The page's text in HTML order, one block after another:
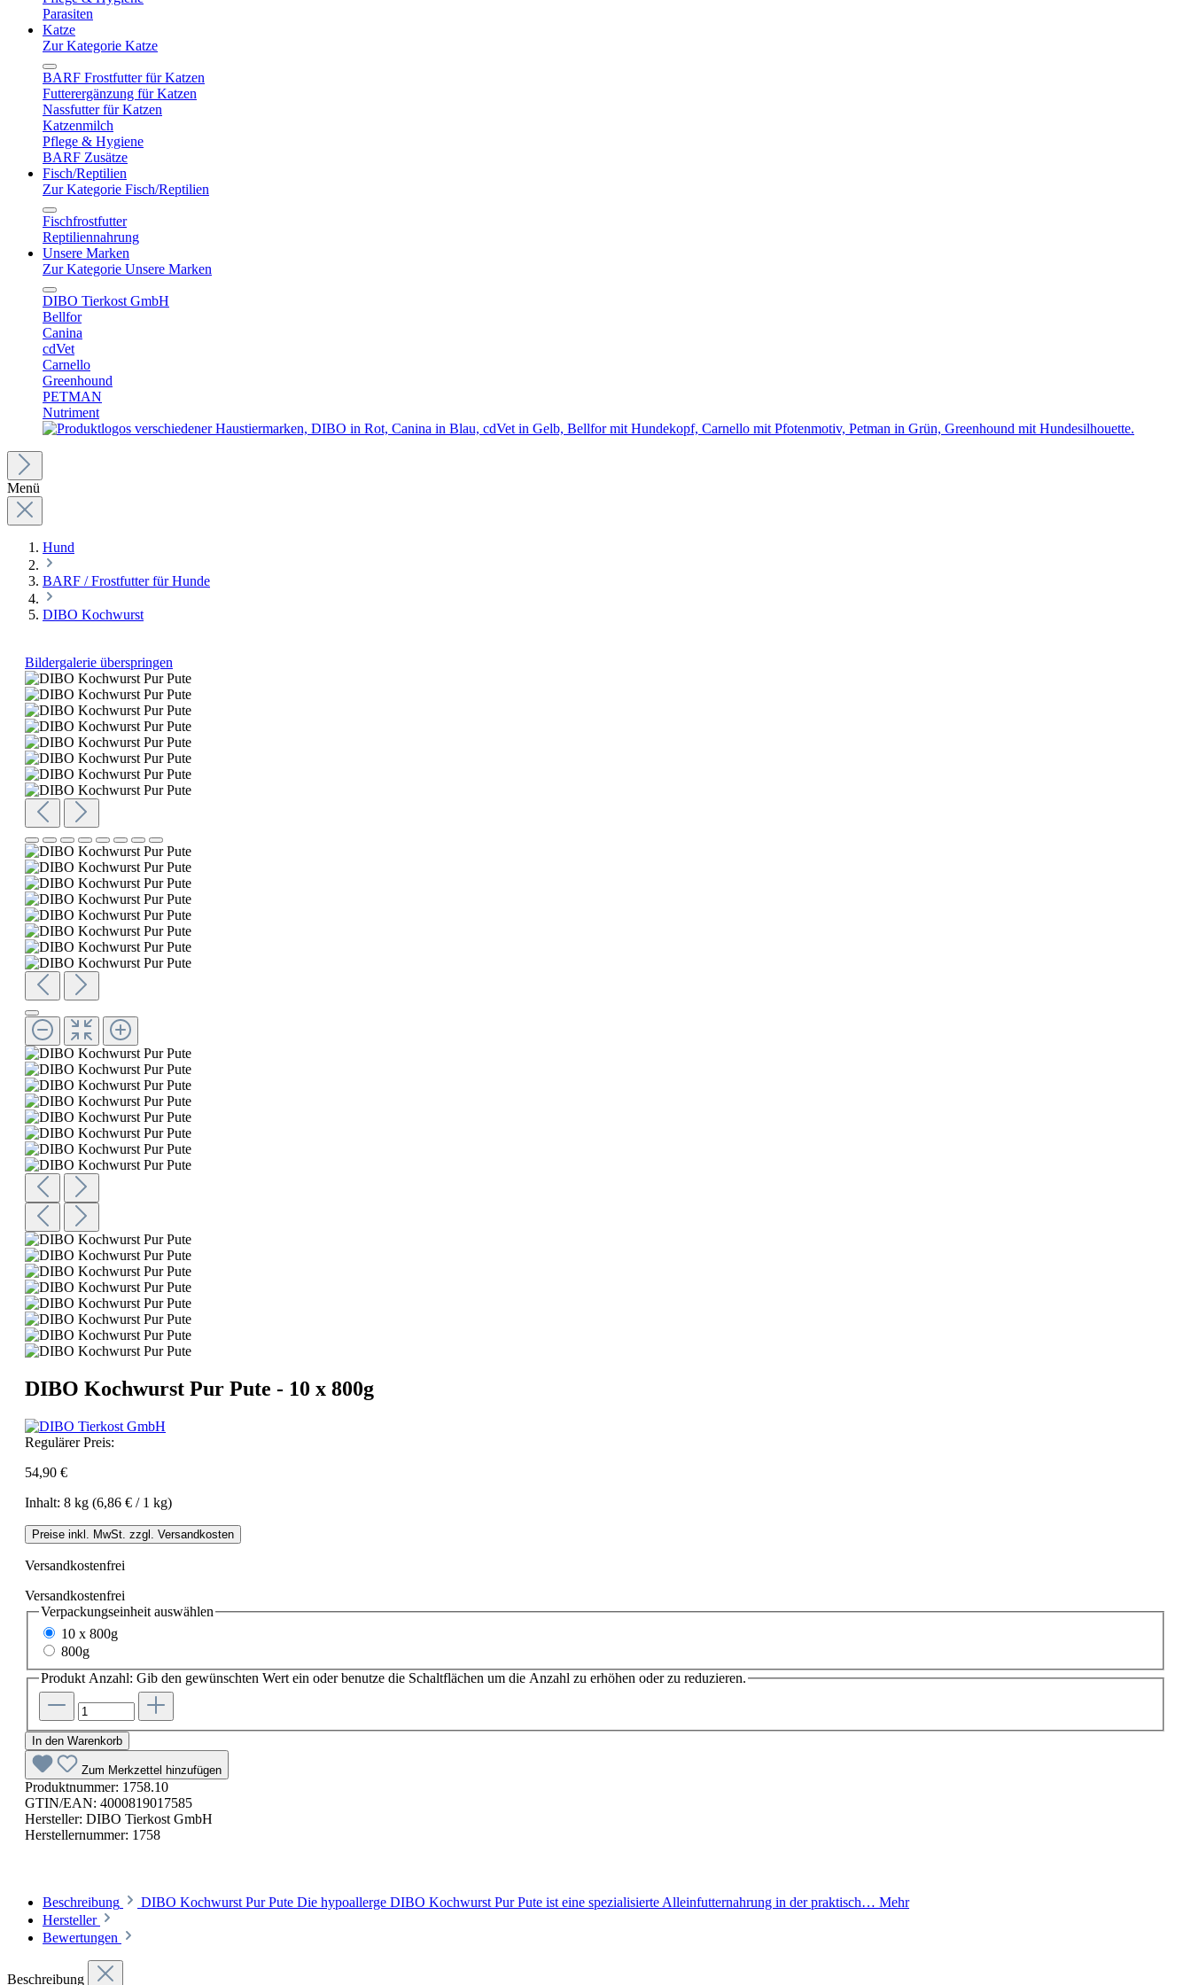
Parasiten
Katze
Zur Kategorie Katze
BARF Frostfutter für Katzen
Futterergänzung für Katzen
Nassfutter für Katzen
Katzenmilch
Pflege & Hygiene
BARF Zusätze
Fisch/Reptilien
Zur Kategorie Fisch/Reptilien
Fischfrostfutter
Reptiliennahrung
Unsere Marken
Zur Kategorie Unsere Marken
DIBO Tierkost GmbH
Bellfor
Canina
cdVet
Carnello
Greenhound
PETMAN
Nutriment
Menü
Hund
BARF / Frostfutter für Hunde
DIBO Kochwurst
Bildergalerie überspringen
DIBO Kochwurst Pur Pute - 10 x 800g
Regulärer Preis:
54,90 €
Inhalt: 8 kg (6,86 € / 1 kg)
Preise inkl. MwSt. zzgl. Versandkosten
Versandkostenfrei
Versandkostenfrei
Verpackungseinheit auswählen
10 x 800g
800g
Produkt Anzahl: Gib den gewünschten Wert ein oder benutze die Schaltflächen um die Anzahl zu erhöhen oder zu reduzieren.
In den Warenkorb
Zum Merkzettel hinzufügen
Produktnummer: 1758.10
GTIN/EAN: 4000819017585
Hersteller: DIBO Tierkost GmbH
Herstellernummer: 1758
Beschreibung DIBO Kochwurst Pur Pute Die hypoallerge DIBO Kochwurst Pur Pute ist eine spezialisierte Alleinfutternahrung in der praktisch… Mehr
Hersteller
Bewertungen
Beschreibung